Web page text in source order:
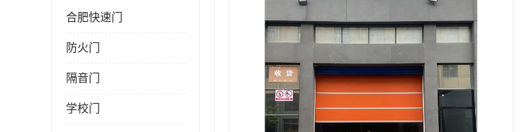
合肥快速门
防火门
隔音门
学校门